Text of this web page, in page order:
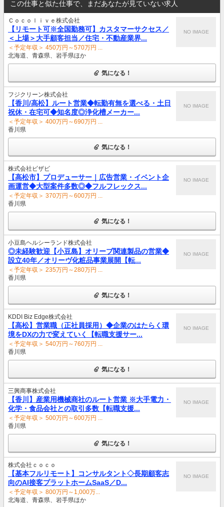
この仕事と似た仕事で、まだあなたが見ていない求人
Ｃｏｃｏｌｉｖｅ株式会社
【リモート可※全国勤務可】カスタマーサクセス／
＜上場＞大手顧客担当／住宅・不動産業界...
＜予定年収＞ 450万円～570万円 ...
北海道、青森県、岩手県ほか
NO IMAGE
気になる！
フジクリーン株式会社
【香川/高松】ルート営業◆転勤有無を選べる・土日
祝休・在宅可◆知名度◎浄化槽メーカー...
＜予定年収＞ 400万円～690万円 ...
香川県
NO IMAGE
気になる！
株式会社ビザビ
【高松市】プロデューサー｜広告営業・イベント企
画運営◆大型案件多数◎◆フルフレックス...
＜予定年収＞ 370万円～600万円 ...
香川県
NO IMAGE
気になる！
小豆島ヘルシーランド株式会社
◎未経験歓迎【小豆島】オリーブ関連製品の営業◆
設立40年／オリーヴ化粧品事業展開【転...
＜予定年収＞ 235万円～280万円 ...
香川県
NO IMAGE
気になる！
KDDI Biz Edge株式会社
【高松】営業職（正社員採用）◆企業のはたらく環
境をDXの力で変えていく【転職支援サー...
＜予定年収＞ 540万円～760万円 ...
香川県
NO IMAGE
気になる！
三興商事株式会社
【香川】産業用機械商社のルート営業 ※大手電力・
化学・食品会社との取引多数【転職支援...
＜予定年収＞ 500万円～600万円 ...
香川県
NO IMAGE
気になる！
株式会社ｃｏｃｏ
【基本フルリモート】コンサルタント◇長期顧客志
向のAI接客プラットホームSaaS／D...
＜予定年収＞ 800万円～1,000万...
北海道、青森県、岩手県ほか
NO IMAGE